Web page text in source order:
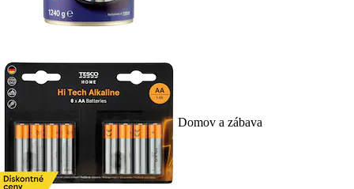
Domov a zábava